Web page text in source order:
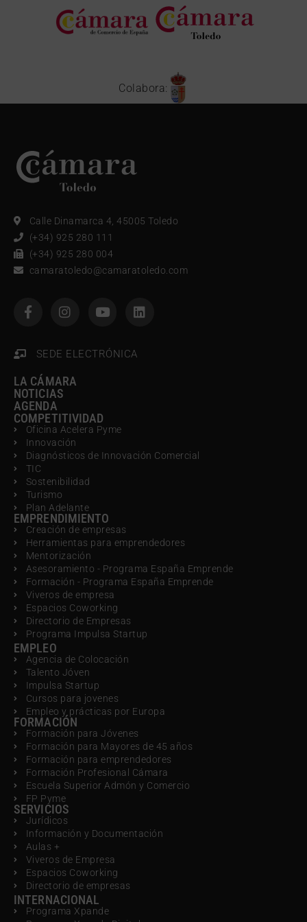
Colabora:
Calle Dinamarca 4, 45005 Toledo
(+34) 925 280 111
(+34) 925 280 004
camaratoledo@camaratoledo.com
SEDE ELECTRÓNICA
LA CÁMARA
NOTICIAS
AGENDA
COMPETITIVIDAD
Oficina Acelera Pyme
Innovación
Diagnósticos de Innovación Comercial
TIC
Sostenibilidad
Turismo
Plan Adelante
EMPRENDIMIENTO
Creación de empresas
Herramientas para emprendedores
Mentorización
Asesoramiento - Programa España Emprende
Formación - Programa España Emprende
Viveros de empresa
Espacios Coworking
Directorio de Empresas
Programa Impulsa Startup
EMPLEO
Agencia de Colocación
Talento Jóven
Impulsa Startup
Cursos para jovenes
Empleo y prácticas por Europa
FORMACIÓN
Formación para Jóvenes
Formación para Mayores de 45 años
Formación para emprendedores
Formación Profesional Cámara
Escuela Superior Admón y Comercio
FP Pyme
SERVICIOS
Jurídicos
Información y Documentación
Aulas +
Viveros de Empresa
Espacios Coworking
Directorio de empresas
INTERNACIONAL
Programa Xpande